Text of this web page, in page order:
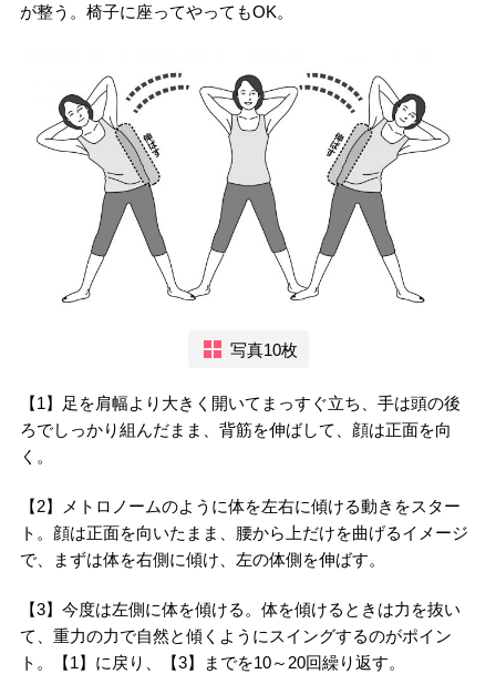
が整う。椅子に座ってやってもOK。
写真10枚
【1】足を肩幅より大きく開いてまっすぐ立ち、手は頭の後
ろでしっかり組んだまま、背筋を伸ばして、顔は正面を向
く。
【2】メトロノームのように体を左右に傾ける動きをスター
ト。顔は正面を向いたまま、腰から上だけを曲げるイメージ
で、まずは体を右側に傾け、左の体側を伸ばす。
【3】今度は左側に体を傾ける。体を傾けるときは力を抜い
て、重力の力で自然と傾くようにスイングするのがポイン
ト。【1】に戻り、【3】までを10～20回繰り返す。